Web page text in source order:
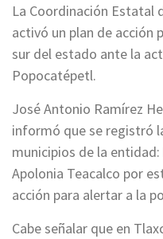
La Coordinación Estatal
activó un plan de acción
sur del estado ante la
Popocatépetl.
José Antonio Ramírez
informó que se registró
municipios de la
Apolonia Teacalco por
acción para alertar a la
Cabe señalar que en